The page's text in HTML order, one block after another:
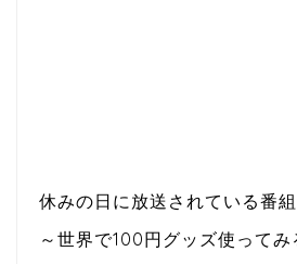
休みの日に放送されている番
～世界で100円グッズ使って